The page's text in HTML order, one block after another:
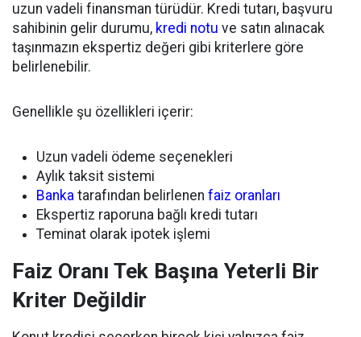
uzun vadeli finansman türüdür. Kredi tutarı, başvuru
sahibinin gelir durumu, kredi notu ve satın alınacak
taşınmazın ekspertiz değeri gibi kriterlere göre
belirlenebilir.
Genellikle şu özellikleri içerir:
Uzun vadeli ödeme seçenekleri
Aylık taksit sistemi
Banka tarafından belirlenen faiz oranları
Ekspertiz raporuna bağlı kredi tutarı
Teminat olarak ipotek işlemi
Faiz Oranı Tek Başına Yeterli Bir
Kriter Değildir